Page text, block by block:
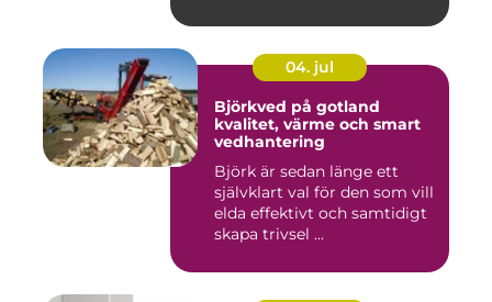
04. jul
Björkved på gotland
kvalitet, värme och smart
vedhantering
Björk är sedan länge ett
självklart val för den som vill
elda effektivt och samtidigt
skapa trivsel ...